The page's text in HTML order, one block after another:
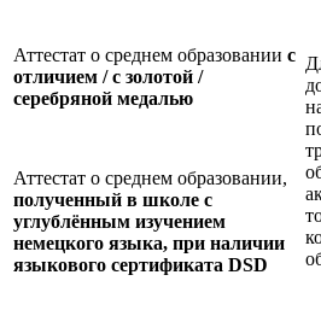
Аттестат о среднем образовании с
отличием / с золотой /
серебряной медалью
Аттестат о среднем образовании,
полученный в школе с
углублённым изучением
немецкого языка, при наличии
языкового сертификата DSD